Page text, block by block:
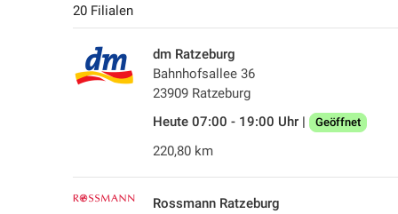
20 Filialen
dm Ratzeburg
Bahnhofsallee 36
23909 Ratzeburg
Heute 07:00 - 19:00 Uhr |
Geöffnet
220,80 km
Rossmann Ratzeburg